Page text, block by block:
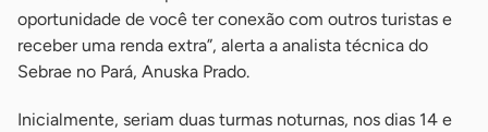
oportunidade de você ter conexão com outros turistas e
receber uma renda extra”, alerta a analista técnica do
Sebrae no Pará, Anuska Prado.
Inicialmente, seriam duas turmas noturnas, nos dias 14 e